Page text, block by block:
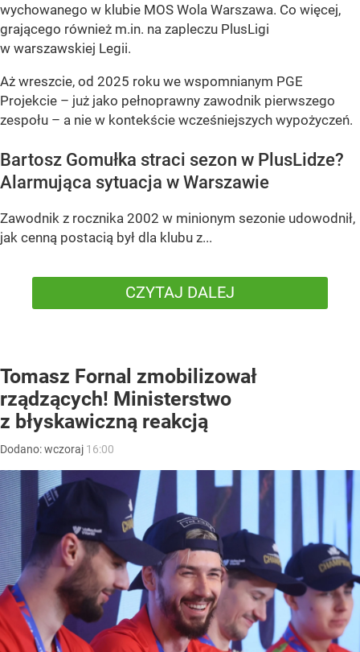
wychowanego w klubie MOS Wola Warszawa. Co więcej,
grającego również m.in. na zapleczu PlusLigi
w warszawskiej Legii.
Aż wreszcie, od 2025 roku we wspomnianym PGE
Projekcie – już jako pełnoprawny zawodnik pierwszego
zespołu – a nie w kontekście wcześniejszych wypożyczeń.
Bartosz Gomułka straci sezon w PlusLidze?
Alarmująca sytuacja w Warszawie
Zawodnik z rocznika 2002 w minionym sezonie udowodnił,
jak cenną postacią był dla klubu z...
CZYTAJ DALEJ
Tomasz Fornal zmobilizował
rządzących! Ministerstwo
z błyskawiczną reakcją
Dodano:wczoraj 16:00